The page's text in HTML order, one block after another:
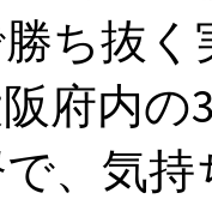
ち抜
府内
、気